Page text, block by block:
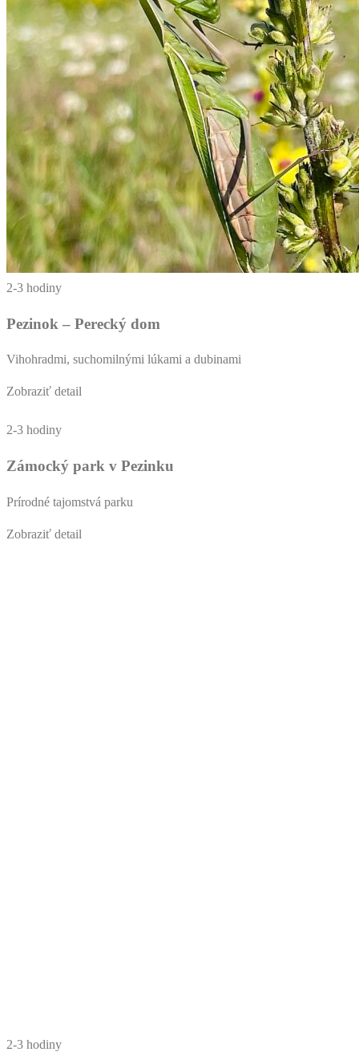
2-3 hodiny
Pezinok – Perecký dom
Vihohradmi, suchomilnými lúkami a dubinami
Zobraziť detail
2-3 hodiny
Zámocký park v Pezinku
Prírodné tajomstvá parku
Zobraziť detail
2-3 hodiny